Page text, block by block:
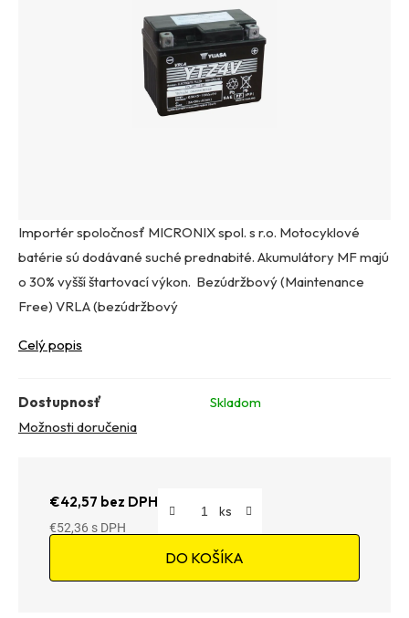
Importér spoločnosť MICRONIX spol. s r.o. Motocyklové
batérie sú dodávané suché prednabité. Akumulátory MF majú
o 30% vyšší štartovací výkon. Bezúdržbový (Maintenance
Free) VRLA (bezúdržbový
Celý popis
Dostupnosť
Skladom
Možnosti doručenia
€42,57 bez DPH
€52,36
DO KOŠÍKA